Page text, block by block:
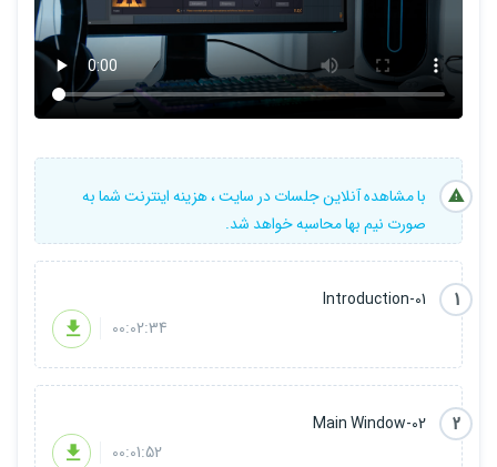
با مشاهده آنلاین جلسات در سایت ، هزینه اینترنت شما به
صورت نیم بها محاسبه خواهد شد.
1
01-Introduction
00:02:34
2
02-Main Window
00:01:52